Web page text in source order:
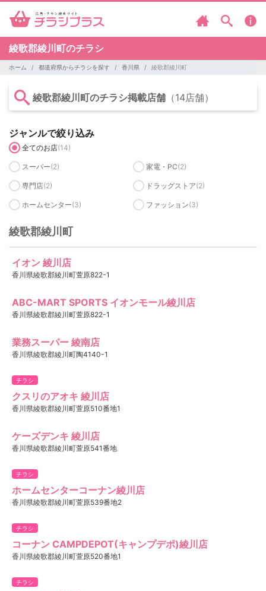
綾歌郡綾川町のチラシ
ホーム 都道府県からチラシを探す 香川県 綾歌郡綾川町
綾歌郡綾川町のチラシ掲載店舗 （14店舗）
ジャンルで絞り込み
全てのお店(14)
スーパー(2) 家電・PC(2)
専門店(2) ドラッグストア(2)
ホームセンター(3) ファッション(3)
綾歌郡綾川町
イオン 綾川店
香川県綾歌郡綾川町萱原822-1
ABC-MART SPORTS イオンモール綾川店
香川県綾歌郡綾川町萱原822-1
業務スーパー 綾南店
香川県綾歌郡綾川町陶4140-1
チラシ
クスリのアオキ 綾川店
香川県綾歌郡綾川町萱原510番地1
ケーズデンキ 綾川店
香川県綾歌郡綾川町萱原541番地
チラシ
ホームセンターコーナン綾川店
香川県綾歌郡綾川町萱原539番地2
チラシ
コーナン CAMPDEPOT(キャンプデポ)綾川店
香川県綾歌郡綾川町萱原520番地1
チラシ